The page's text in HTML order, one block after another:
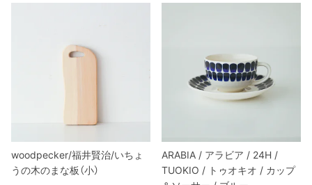
woodpecker/福井賢治/いちょ
うの木のまな板（小）
ARABIA / アラビア / 24H /
TUOKIO / トゥオキオ / カップ